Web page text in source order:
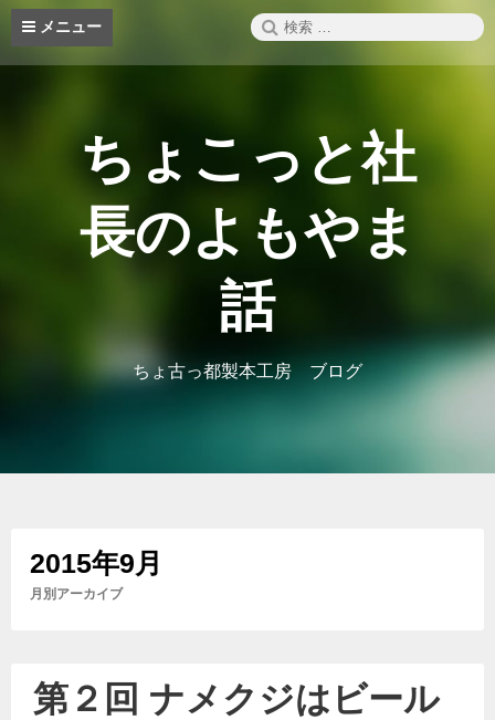
コ
メニュー
検
索:
ちょこっと社
長のよもやま
話
ちょ古っ都製本工房 ブログ
2015年9月
月別アーカイブ
第２回 ナメクジはビール